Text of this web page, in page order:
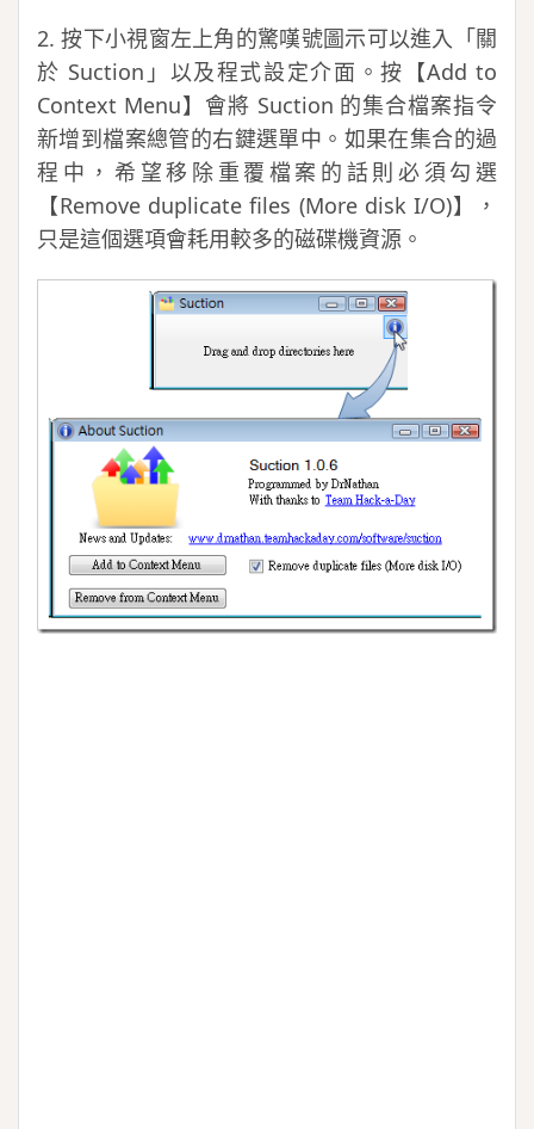
2. 按下小視窗左上角的驚嘆號圖示可以進入「關
於 Suction」以及程式設定介面。按【Add to
Context Menu】會將 Suction 的集合檔案指令
新增到檔案總管的右鍵選單中。如果在集合的過
程中，希望移除重覆檔案的話則必須勾選
【Remove duplicate files (More disk I/O)】，
只是這個選項會耗用較多的磁碟機資源。